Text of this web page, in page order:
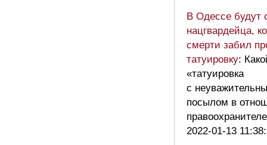
В Одессе будут
нацгвардейца,
смерти забил
татуировку:
«татуировка
с
посылом в
2022-01-13